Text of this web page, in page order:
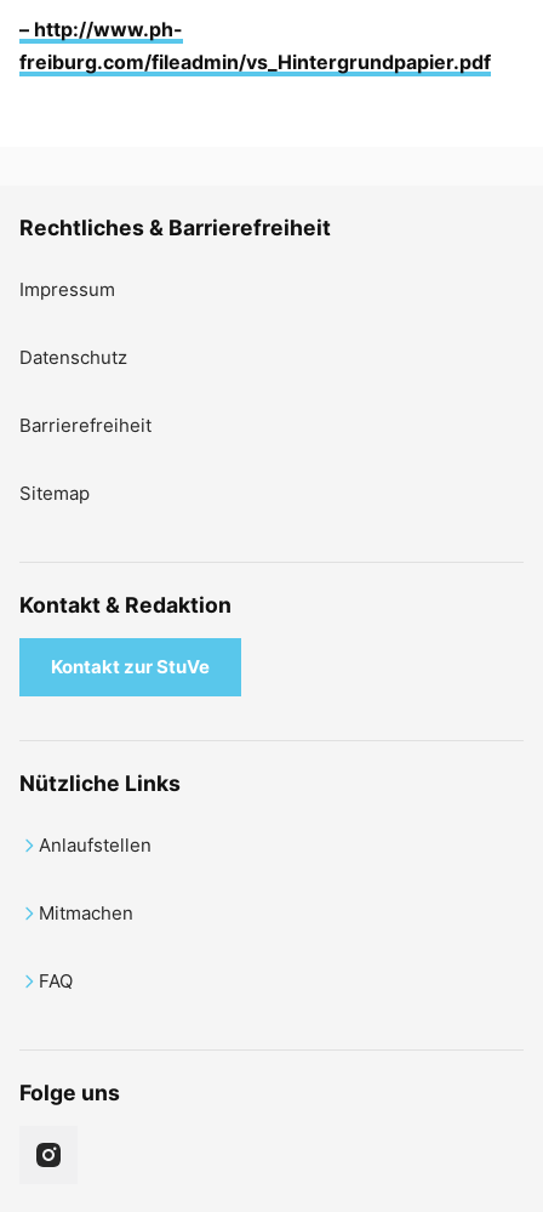
– http://www.ph-
freiburg.com/fileadmin/vs_Hintergrundpapier.pdf
Rechtliches & Barrierefreiheit
Impressum
Datenschutz
Barrierefreiheit
Sitemap
Kontakt & Redaktion
Kontakt zur StuVe
Nützliche Links
Anlaufstellen
Mitmachen
FAQ
Folge uns